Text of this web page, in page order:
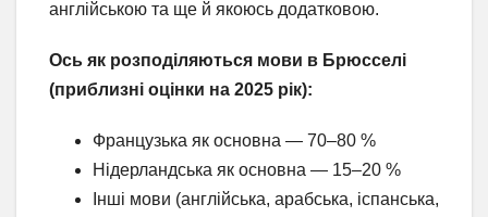
англійською та ще й якоюсь додатковою.
Ось як розподіляються мови в Брюсселі
(приблизні оцінки на 2025 рік):
Французька як основна — 70–80 %
Нідерландська як основна — 15–20 %
Інші мови (англійська, арабська, іспанська,